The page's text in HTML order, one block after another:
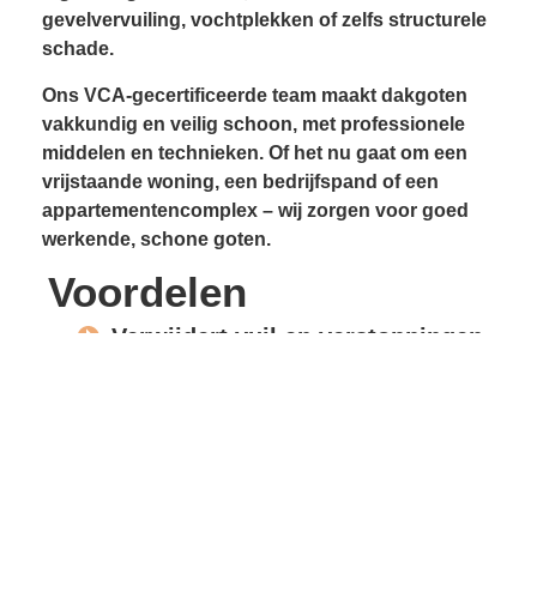
gevelvervuiling, vochtplekken of zelfs structurele
schade.
Ons VCA-gecertificeerde team maakt dakgoten
vakkundig en veilig schoon, met professionele
middelen en technieken. Of het nu gaat om een
vrijstaande woning, een bedrijfspand of een
appartementencomplex – wij zorgen voor goed
werkende, schone goten.
Voordelen
Verwijdert vuil en verstoppingen